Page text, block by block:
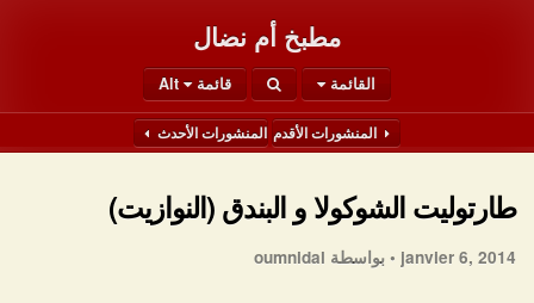
مطبخ أم نضال
القائمة قائمة Alt
المنشورات الأقدم المنشورات الأحدث
طارتوليت الشوكولا و البندق (النوازيت)
janvier 6, 2014 • بواسطة oumnidal